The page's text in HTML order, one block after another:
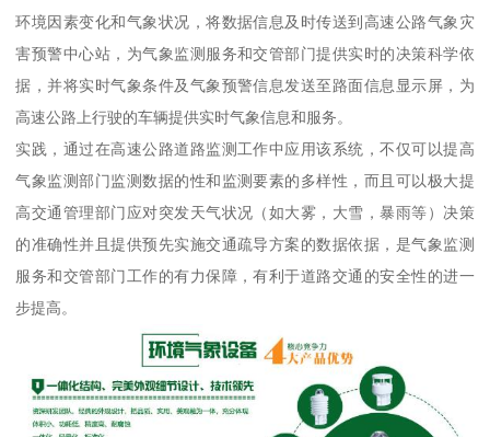
环境因素变化和气象状况，将数据信息及时传送到高速公路气象灾
害预警中心站，为气象监测服务和交管部门提供实时的决策科学依
据，并将实时气象条件及气象预警信息发送至路面信息显示屏，为
高速公路上行驶的车辆提供实时气象信息和服务。
实践，通过在高速公路道路监测工作中应用该系统，不仅可以提高
气象监测部门监测数据的性和监测要素的多样性，而且可以极大提
高交通管理部门应对突发天气状况（如大雾，大雪，暴雨等）决策
的准确性并且提供预先实施交通疏导方案的数据依据，是气象监测
服务和交管部门工作的有力保障，有利于道路交通的安全性的进一
步提高。